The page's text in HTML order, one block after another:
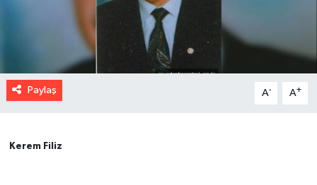
Paylaş A- A+
Kerem Filiz